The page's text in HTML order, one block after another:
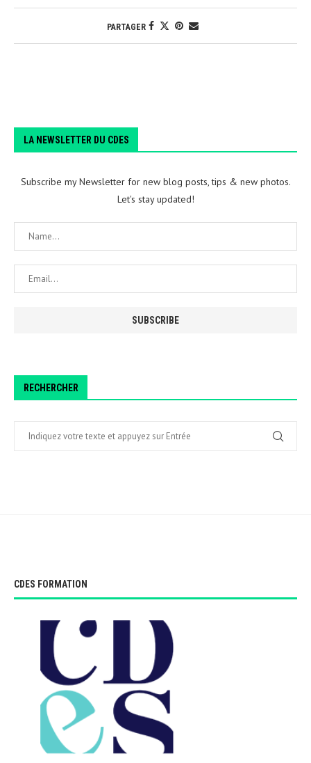
PARTAGER
LA NEWSLETTER DU CDES
Subscribe my Newsletter for new blog posts, tips & new photos.
Let's stay updated!
RECHERCHER
CDES FORMATION